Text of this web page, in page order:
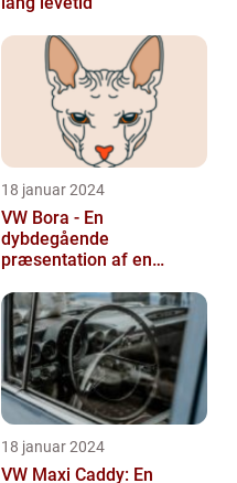
18 januar 2024
VW Bora - En
dybdegående
præsentation af en
18 januar 2024
VW Maxi Caddy: En